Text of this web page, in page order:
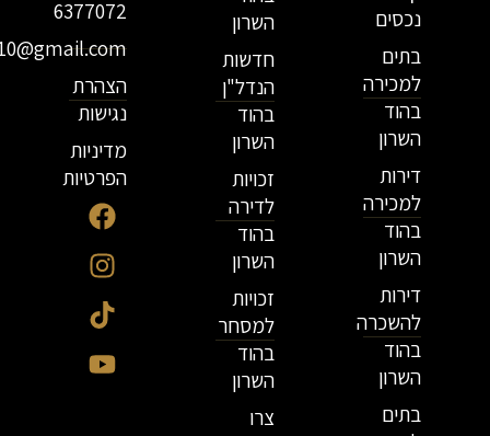
נכסים
בתים
למכירה
בהוד
השרון
דירות
למכירה
בהוד
השרון
דירות
להשכרה
בהוד
השרון
בתים
השרון
חדשות
הנדל"ן
בהוד
השרון
זכויות
לדירה
בהוד
השרון
זכויות
למסחר
בהוד
השרון
צרו
6377072
הצהרת
נגישות
מדיניות
הפרטיות